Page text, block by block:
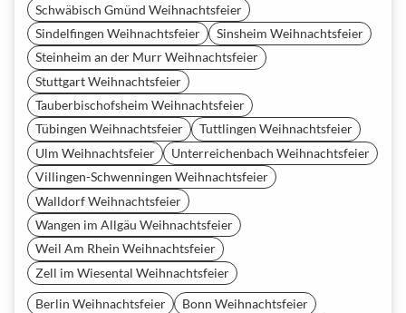
Schwäbisch Gmünd Weihnachtsfeier
Sindelfingen Weihnachtsfeier
Sinsheim Weihnachtsfeier
Steinheim an der Murr Weihnachtsfeier
Stuttgart Weihnachtsfeier
Tauberbischofsheim Weihnachtsfeier
Tübingen Weihnachtsfeier
Tuttlingen Weihnachtsfeier
Ulm Weihnachtsfeier
Unterreichenbach Weihnachtsfeier
Villingen-Schwenningen Weihnachtsfeier
Walldorf Weihnachtsfeier
Wangen im Allgäu Weihnachtsfeier
Weil Am Rhein Weihnachtsfeier
Zell im Wiesental Weihnachtsfeier
Berlin Weihnachtsfeier
Bonn Weihnachtsfeier